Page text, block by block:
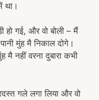
था।
हो गई, और वो बोली – मैं
मुंह मै निकाल दोगे।
मै नहीं वरना दुबारा कभी
गले लगा लिया और वो